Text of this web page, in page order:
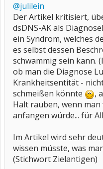
@julilein
Der Artikel kritisiert,
dsDNS-AK als
ein Syndrom, welches
es selbst dessen
schwammig sein kann.
ob man die Diagnose
Krankheitsentität -
schmeißen könnte
,
Halt rauben, wenn
anfangen würde... für
Im Artikel wird sehr
wissen müsste, was
(Stichwort Zielantigen)